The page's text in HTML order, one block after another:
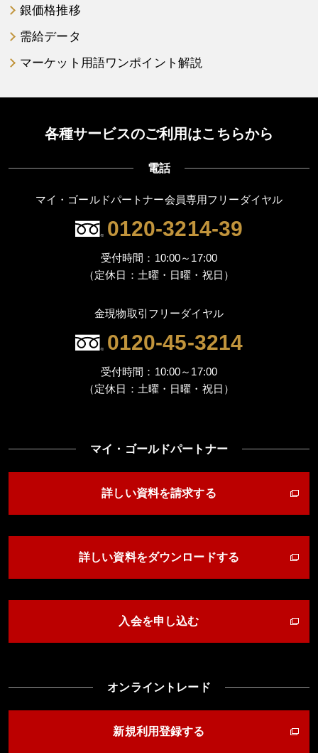
銀価格推移
需給データ
マーケット用語ワンポイント解説
各種サービスのご利用はこちらから
電話
マイ・ゴールドパートナー会員専用フリーダイヤル
0120-3214-39
受付時間：10:00～17:00
（定休日：土曜・日曜・祝日）
金現物取引フリーダイヤル
0120-45-3214
受付時間：10:00～17:00
（定休日：土曜・日曜・祝日）
マイ・ゴールドパートナー
詳しい資料を請求する
詳しい資料をダウンロードする
入会を申し込む
オンライントレード
新規利用登録する